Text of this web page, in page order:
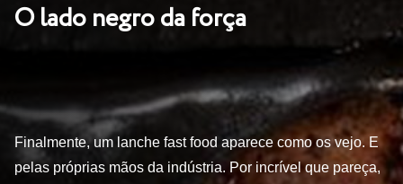
O lado negro da força
Finalmente, um lanche fast food aparece como os vejo. E
pelas próprias mãos da indústria. Por incrível que pareça,